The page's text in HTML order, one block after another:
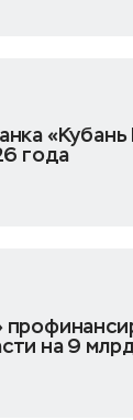
года
на 9